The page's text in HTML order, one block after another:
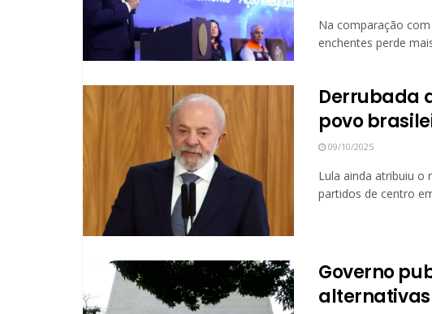
Na comparação
enchentes perde
Derrubada
povo
09/10/2025
Lula ainda atribuiu o
partidos de centro
Governo
alternativas